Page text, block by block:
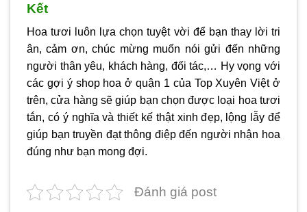
Kết
Hoa tươi luôn lựa chọn tuyệt vời để bạn thay lời tri
ân, cảm ơn, chúc mừng muốn nói gửi đến những
người thân yêu, khách hàng, đối tác,… Hy vọng với
các gợi ý shop hoa ở quận 1 của Top Xuyên Việtở
trên, cửa hàng sẽ giúp bạn chọn được loại hoa tươi
tắn, có ý nghĩa và thiết kế thật xinh đẹp, lộng lẫy để
giúp bạn truyền đạt thông điệp đến người nhận hoa
đúng như bạn mong đợi.
Đánh giá post